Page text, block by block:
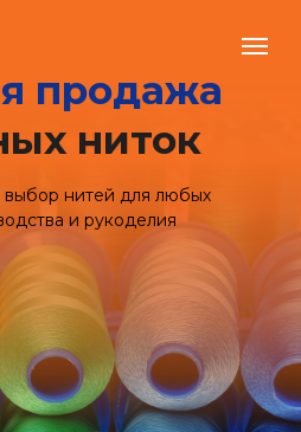
продажа
ниток
нитей для любых
и рукоделия